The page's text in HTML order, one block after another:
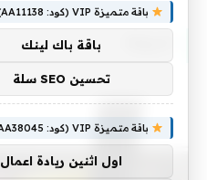
باقة متميزة VIP (كود: AA11138):
باقة باك لينك
تحسين SEO سلة
باقة متميزة VIP (كود: AA38045):
اول اثنين ريادة اعمال